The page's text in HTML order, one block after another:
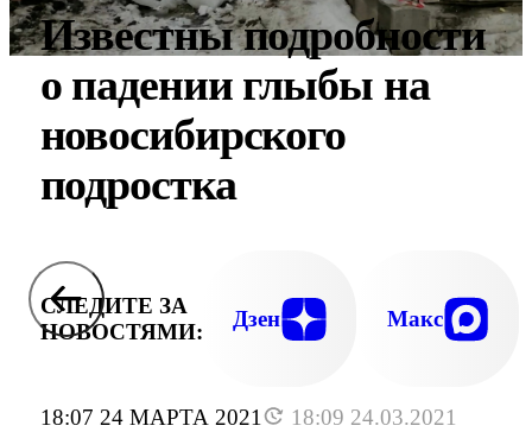
18:07 24 МАРТА 2021
18:09 24.03.2021
Известны подробности
о падении глыбы на
новосибирского
подростка
СЛЕДИТЕ ЗА
НОВОСТЯМИ:
Дзен Макс